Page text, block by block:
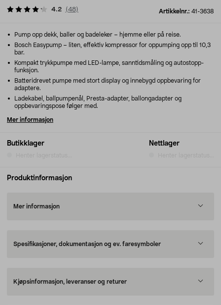
Artikkelnr.: 41-3638
4.2 (48)
Butikklager Nettlager
Pump opp dekk, baller og badeleker – hjemme eller på reise.
Bosch Easypump – liten, effektiv kompressor for oppumping opp til 10,3
bar.
Kompakt trykkpumpe med LED-lampe, sanntidsmåling og autostopp-
funksjon.
Batteridrevet pumpe med stort display og innebygd oppbevaring for
adaptere.
Ladekabel, ballpumpenål, Presta-adapter, ballongadapter og
oppbevaringspose følger med.
Mer informasjon
Produktinformasjon
Mer informasjon
Spesifikasjoner, dokumentasjon og ev. faresymboler
Kjøpsinformasjon, leveranser og returer